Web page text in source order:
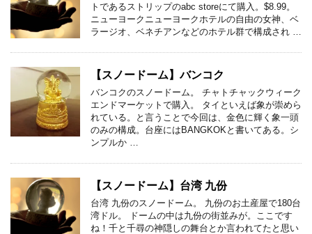
トであるストリップのabc storeにて購入。$8.99。
ニューヨークニューヨークホテルの自由の女神、ベ
ラージオ、ベネチアンなどのホテル群で構成され …
【スノードーム】バンコク
バンコクのスノードーム。 チャトチャックウィーク
エンドマーケットで購入。 タイといえば象が崇めら
れている。と言うことで今回は、金色に輝く象一頭
のみの構成。台座にはBANGKOKと書いてある。シ
ンプルか …
【スノードーム】台湾 九份
台湾 九份のスノードーム。 九份のお土産屋で180台
湾ドル。 ドームの中は九份の街並みが。ここです
ね！千と千尋の神隠しの舞台とか言われてたと思い